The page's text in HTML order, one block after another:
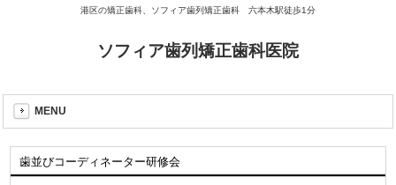
港区の矯正歯科、ソフィア歯列矯正歯科 六本木駅徒歩1分
ソフィア歯列矯正歯科医院
MENU
歯並びコーディネーター研修会